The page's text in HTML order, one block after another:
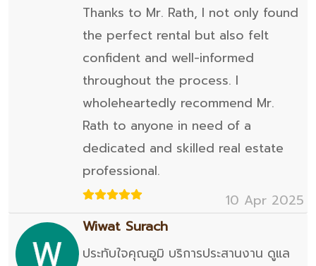
Thanks to Mr. Rath, I not only found
the perfect rental but also felt
confident and well-informed
throughout the process. I
wholeheartedly recommend Mr.
Rath to anyone in need of a
dedicated and skilled real estate
professional.
10 Apr 2025
Wiwat Surach
ประทับใจคุณอูมิ บริการประสานงาน ดูแล